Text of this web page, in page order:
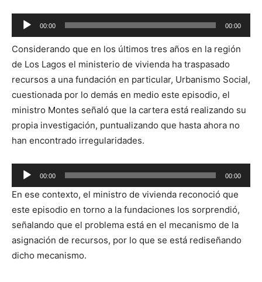
Reproductor
de
audio
00:00 00:00
Considerando que en los últimos tres años en la región
de Los Lagos el ministerio de vivienda ha traspasado
recursos a una fundación en particular, Urbanismo Social,
cuestionada por lo demás en medio este episodio, el
ministro Montes señaló que la cartera está realizando su
propia investigación, puntualizando que hasta ahora no
han encontrado irregularidades.
Reproductor
de
audio
00:00 00:00
En ese contexto, el ministro de vivienda reconoció que
este episodio en torno a la fundaciones los sorprendió,
señalando que el problema está en el mecanismo de la
asignación de recursos, por lo que se está rediseñando
dicho mecanismo.